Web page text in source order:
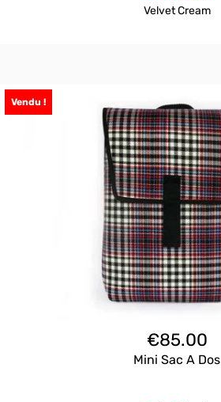
Velvet Cream
Vendu !
€85.00
Mini Sac A Dos